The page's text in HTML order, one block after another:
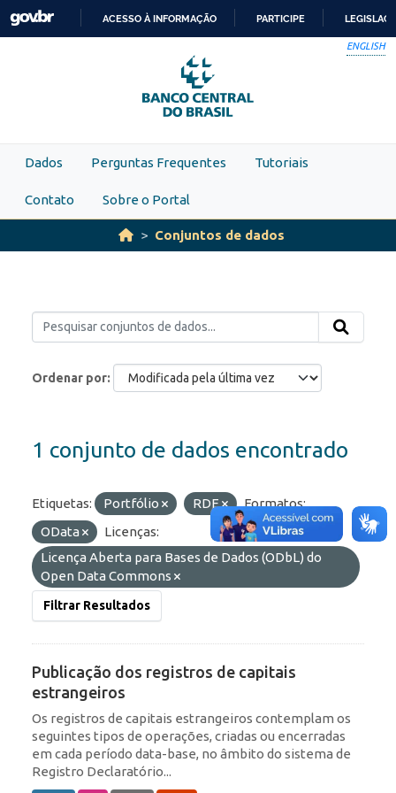
Skip to main content
PARA
O
CONTEÚDO
ACESSO À INFORMAÇÃO PARTICIPE
ENGLISH
Dados Perguntas Frequentes Tutoriais
Contato Sobre o Portal
Conjuntos de dados
Ordenar por
1 conjunto de dados encontrado
Etiquetas: Portfólio RDE
Formatos:
OData
Licenças:
Licença Aberta para Bases de Dados (ODbL) do
Open Data Commons
Filtrar Resultados
Publicação dos registros de capitais
estrangeiros
Os registros de capitais estrangeiros contemplam os
seguintes tipos de operações, criadas ou encerradas
em cada período data-base, no âmbito do sistema de
Registro Declaratório...